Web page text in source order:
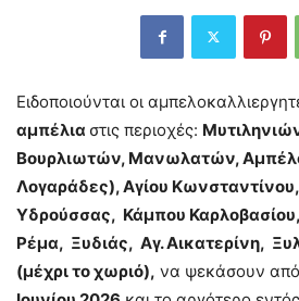
Ειδοποιούνται οι
αμπέλια στις περιοχές:
Βουρλιωτών, Μανωλατών,
Λογαράδες), Αγίου
Υδρούσσας, Κάμπου
Ρέμα, Ξυδιάς, Αγ. Αικατερίνη,
(μέχρι το χωριό), να ψεκάσουν